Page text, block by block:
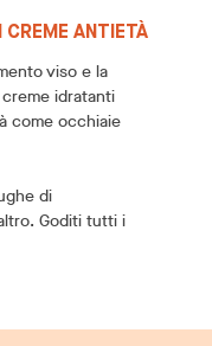
CREME ANTIETÀ
viso e la
idratanti
come occhiaie
di
Goditi tutti i